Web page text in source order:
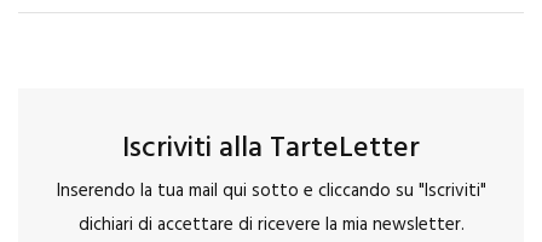
Iscriviti alla TarteLetter
Inserendo la tua mail qui sotto e cliccando su "Iscriviti"
dichiari di accettare di ricevere la mia newsletter.